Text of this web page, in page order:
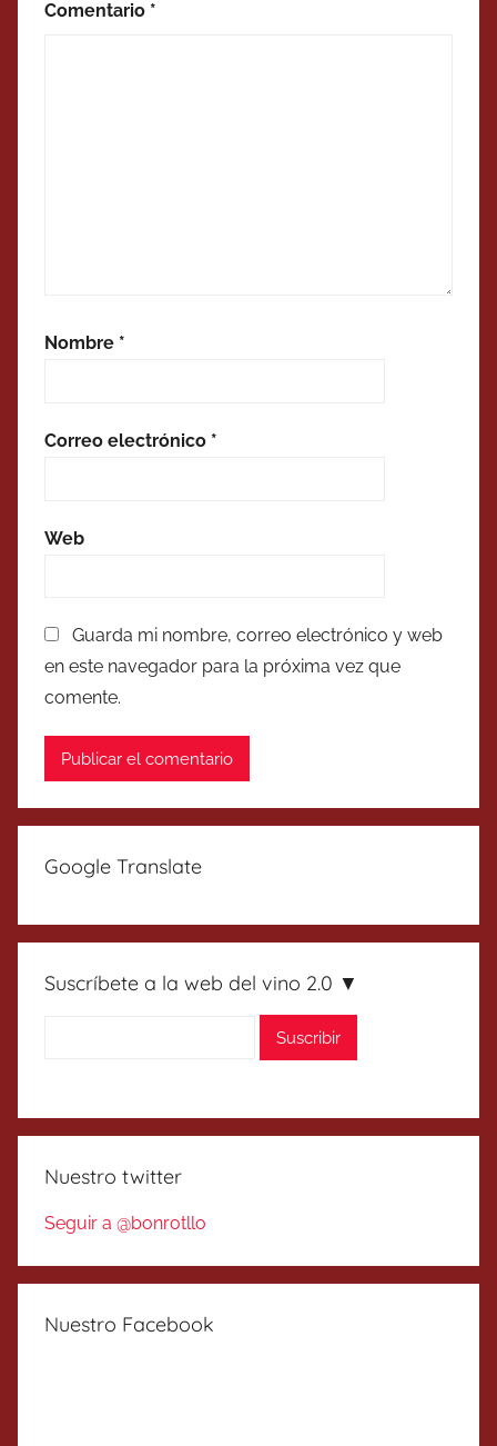
Comentario *
Nombre *
Correo electrónico *
Web
Guarda mi nombre, correo electrónico y web
en este navegador para la próxima vez que
comente.
Google Translate
Suscríbete a la web del vino 2.0 ▼
Nuestro twitter
Seguir a @bonrotllo
Nuestro Facebook